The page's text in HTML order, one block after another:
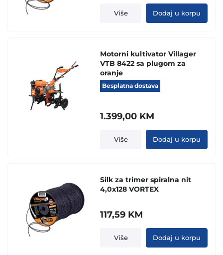
Više Dodaj u korpu
Motorni kultivator Villager
VTB 8422 sa plugom za
oranje
Besplatna dostava
1.399,00 KM
Više Dodaj u korpu
Silk za trimer spiralna nit
4,0x128 VORTEX
117,59 KM
Više Dodaj u korpu